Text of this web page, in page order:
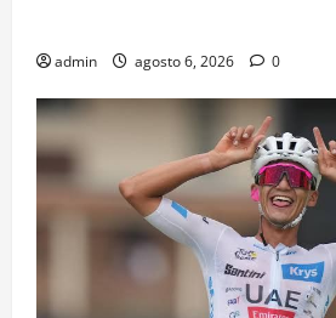
admin agosto 6, 2026 0